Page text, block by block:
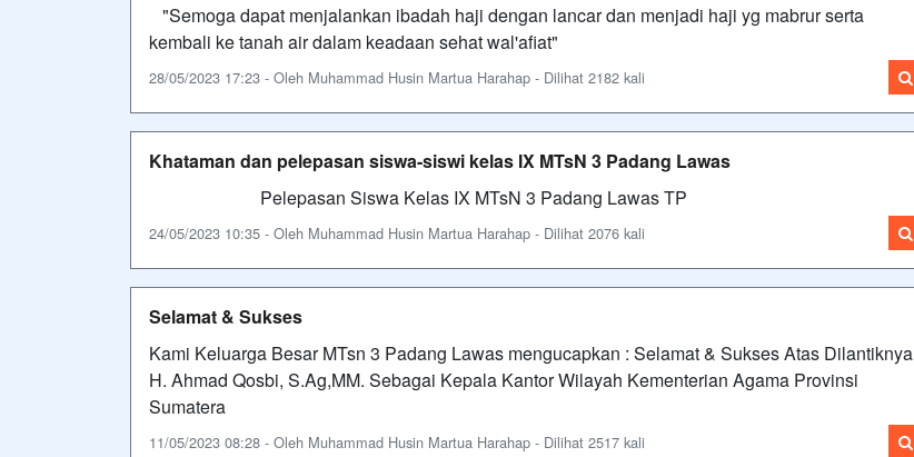
"Semoga dapat menjalankan ibadah haji dengan lancar dan menjadi haji yg mabrur serta
kembali ke tanah air dalam keadaan sehat wal'afiat"
28/05/2023 17:23 - Oleh Muhammad Husin Martua Harahap - Dilihat 2182 kali
Khataman dan pelepasan siswa-siswi kelas IX MTsN 3 Padang Lawas
Pelepasan Siswa Kelas IX MTsN 3 Padang Lawas TP
24/05/2023 10:35 - Oleh Muhammad Husin Martua Harahap - Dilihat 2076 kali
Selamat & Sukses
Kami Keluarga Besar MTsn 3 Padang Lawas mengucapkan : Selamat & Sukses Atas Dilantiknya
H. Ahmad Qosbi, S.Ag,MM. Sebagai Kepala Kantor Wilayah Kementerian Agama Provinsi
Sumatera
11/05/2023 08:28 - Oleh Muhammad Husin Martua Harahap - Dilihat 2517 kali